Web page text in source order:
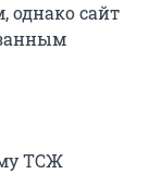
однако сайт
ТСЖ